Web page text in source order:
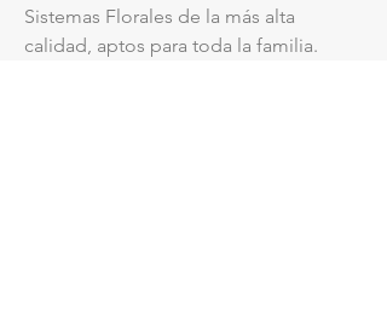
Sistemas Florales de la más alta
calidad, aptos para toda la familia.